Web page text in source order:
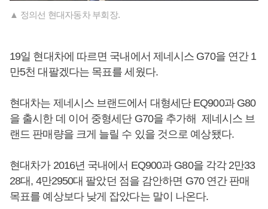
▲ 정의선 현대자동차 부회장.
19일 현대차에 따르면 국내에서 제네시스 G70을 연간 1
만5천 대팔겠다는 목표를 세웠다.
현대차는 제네시스 브랜드에서 대형세단 EQ900과 G80
을 출시한 데 이어 중형세단 G70을 추가해 제네시스 브
랜드 판매량을 크게 늘릴 수 있을 것으로 예상됐다.
현대차가 2016년 국내에서 EQ900과 G80을 각각 2만33
28대, 4만2950대 팔았던 점을 감안하면 G70 연간 판매
목표를 예상보다 낮게 잡았다는 말이 나온다.